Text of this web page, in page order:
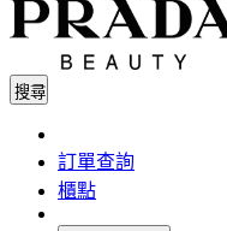
搜尋
訂單查詢
櫃點